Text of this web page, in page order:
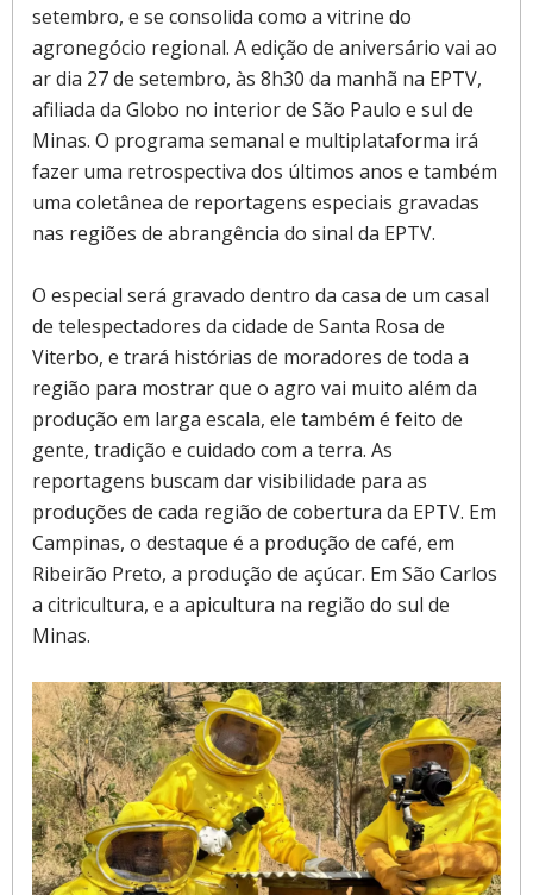
setembro, e se consolida como a vitrine do
agronegócio regional. A edição de aniversário vai ao
ar dia 27 de setembro, às 8h30 da manhã na EPTV,
afiliada da Globo no interior de São Paulo e sul de
Minas. O programa semanal e multiplataforma irá
fazer uma retrospectiva dos últimos anos e também
uma coletânea de reportagens especiais gravadas
nas regiões de abrangência do sinal da EPTV.
O especial será gravado dentro da casa de um casal
de telespectadores da cidade de Santa Rosa de
Viterbo, e trará histórias de moradores de toda a
região para mostrar que o agro vai muito além da
produção em larga escala, ele também é feito de
gente, tradição e cuidado com a terra. As
reportagens buscam dar visibilidade para as
produções de cada região de cobertura da EPTV. Em
Campinas, o destaque é a produção de café, em
Ribeirão Preto, a produção de açúcar. Em São Carlos
a citricultura, e a apicultura na região do sul de
Minas.